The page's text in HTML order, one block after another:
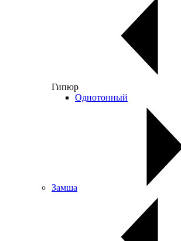
Гипюр
Однотонный
Замша